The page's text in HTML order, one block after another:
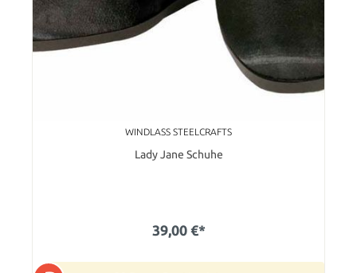
WINDLASS STEELCRAFTS
Lady Jane Schuhe
39,00 €*